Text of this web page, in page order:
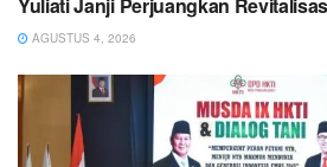
AGUSTUS 4, 2026